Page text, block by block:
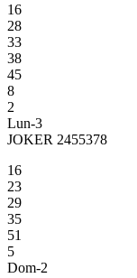
16
28
33
38
45
8
2
Lun-3
JOKER 2455378
16
23
29
35
51
5
Dom-2